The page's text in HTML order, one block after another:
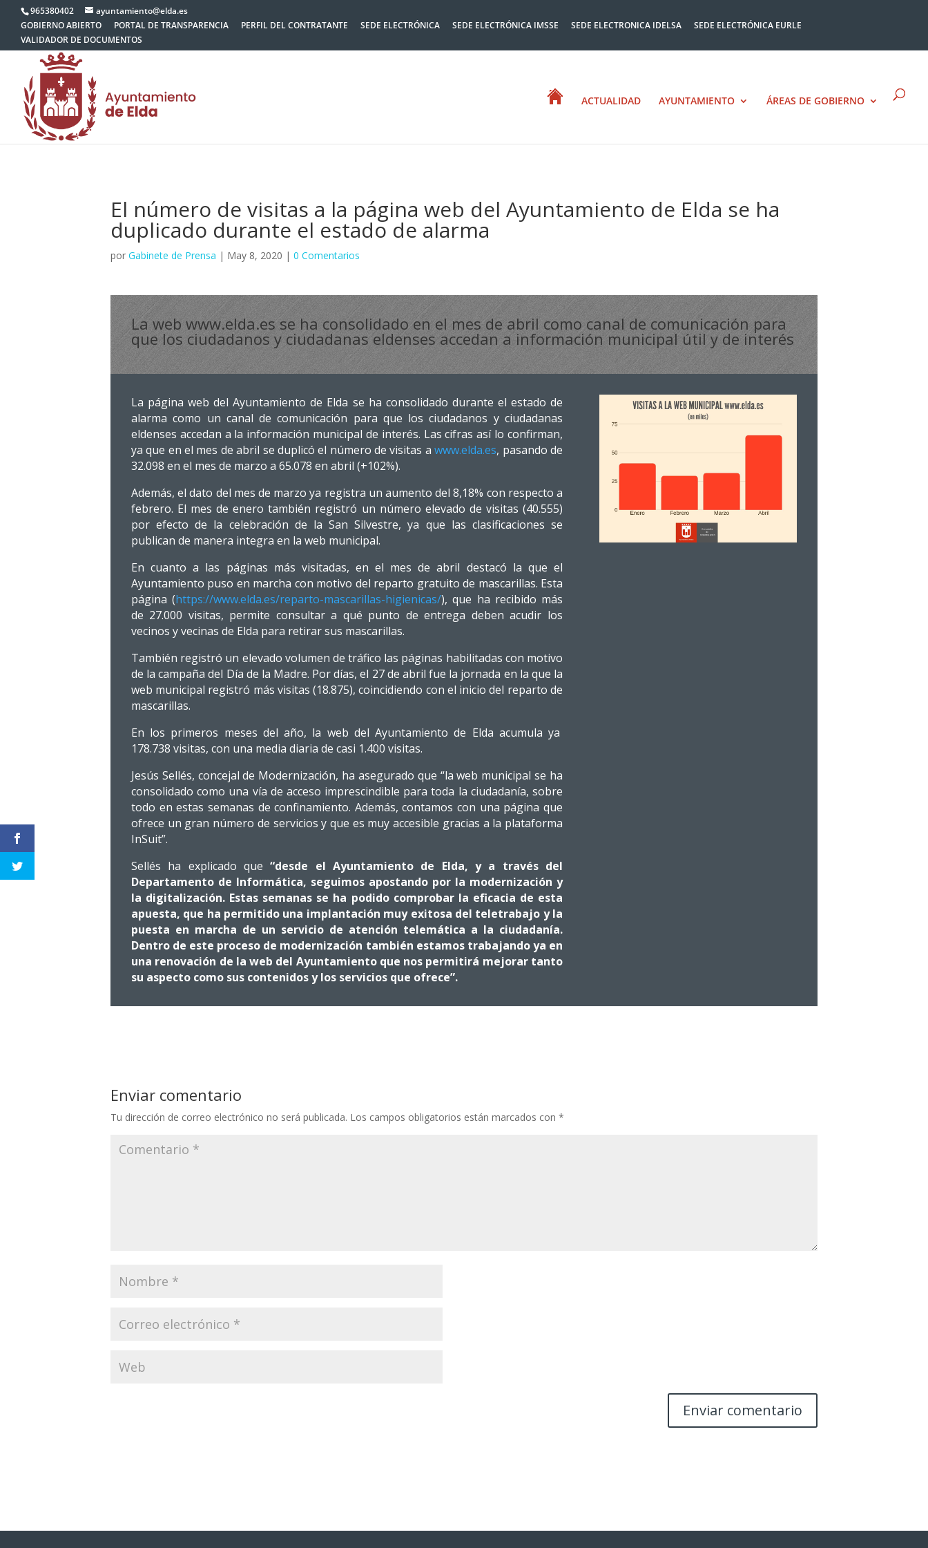
965380402
ayuntamiento@elda.es
GOBIERNO ABIERTO
PORTAL DE TRANSPARENCIA PERFIL DEL CONTRATANTE SEDE ELECTRÓNICA SEDE ELECTRÓNICA IMSSE SEDE ELECTRONICA IDELSA
SEDE ELECTRÓNICA EURLE
VALIDADOR DE DOCUMENTOS
ACTUALIDAD AYUNTAMIENTO ÁREAS DE GOBIERNO
El número de visitas a la página web del Ayuntamiento de Elda se ha
duplicado durante el estado de alarma
por Gabinete de Prensa | May 8, 2020 | 0 Comentarios
La web www.elda.es se ha consolidado en el mes de abril como canal de comunicación para
que los ciudadanos y ciudadanas eldenses accedan a información municipal útil y de interés
La página web del Ayuntamiento de Elda se ha consolidado durante el estado de
alarma como un canal de comunicación para que los ciudadanos y ciudadanas
eldenses accedan a la información municipal de interés. Las cifras así lo confirman,
ya que en el mes de abril se duplicó el número de visitas awww.elda.es, pasando de
32.098 en el mes de marzo a 65.078 en abril (+102%).
Además, el dato del mes de marzo ya registra un aumento del 8,18% con respecto a
febrero. El mes de enero también registró un número elevado de visitas (40.555)
por efecto de la celebración de la San Silvestre, ya que las clasificaciones se
publican de manera integra en la web municipal.
En cuanto a las páginas más visitadas, en el mes de abril destacó la que el
Ayuntamiento puso en marcha con motivo del reparto gratuito de mascarillas. Esta
página (https://www.elda.es/reparto-mascarillas-higienicas/), que ha recibido más
de 27.000 visitas, permite consultar a qué punto de entrega deben acudir los
vecinos y vecinas de Elda para retirar sus mascarillas.
También registró un elevado volumen de tráfico las páginas habilitadas con motivo
de la campaña del Día de la Madre. Por días, el 27 de abril fue la jornada en la que la
web municipal registró más visitas (18.875), coincidiendo con el inicio del reparto de
mascarillas.
En los primeros meses del año, la web del Ayuntamiento de Elda acumula ya
178.738 visitas, con una media diaria de casi 1.400 visitas.
Jesús Sellés, concejal de Modernización, ha asegurado que “la web municipal se ha
consolidado como una vía de acceso imprescindible para toda la ciudadanía, sobre
todo en estas semanas de confinamiento. Además, contamos con una página que
ofrece un gran número de servicios y que es muy accesible gracias a la plataforma
InSuit”.
Sellés ha explicado que“desde el Ayuntamiento de Elda, y a través del
Departamento de Informática, seguimos apostando por la modernización y
la digitalización. Estas semanas se ha podido comprobar la eficacia de esta
apuesta, que ha permitido una implantación muy exitosa del teletrabajo y la
puesta en marcha de un servicio de atención telemática a la ciudadanía.
Dentro de este proceso de modernización también estamos trabajando ya en
una renovación de la web del Ayuntamiento que nos permitirá mejorar tanto
su aspecto como sus contenidos y los servicios que ofrece”.
Enviar comentario
Tu dirección de correo electrónico no será publicada. Los campos obligatorios están marcados con *